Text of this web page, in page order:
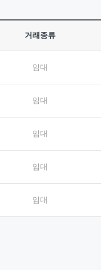
거래종류
임대
임대
임대
임대
임대